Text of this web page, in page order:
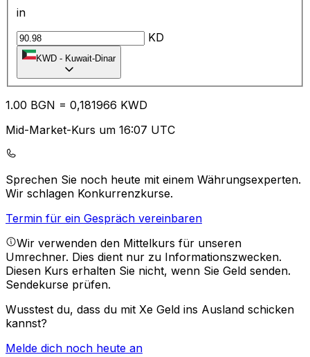
in
KD
KWD - Kuwait-Dinar
1.00 BGN = 0,181966 KWD
Mid-Market-Kurs um 16:07 UTC
Sprechen Sie noch heute mit einem Währungsexperten.
Wir schlagen Konkurrenzkurse.
Termin für ein Gespräch vereinbaren
Wir verwenden den Mittelkurs für unseren
Umrechner. Dies dient nur zu Informationszwecken.
Diesen Kurs erhalten Sie nicht, wenn Sie Geld senden.
Sendekurse prüfen.
Wusstest du, dass du mit Xe Geld ins Ausland schicken
kannst?
Melde dich noch heute an